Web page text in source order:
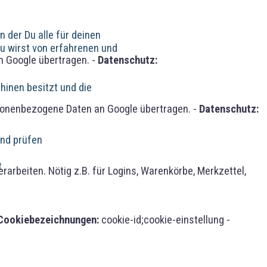
Google übertragen. - Datenschutz:
Daten an Google übertragen. - Datenschutz:
Nötig z.B. für Logins, Warenkörbe, Merkzettel,
cookie-id;cookie-einstellung -
der Du alle für deinen
wirst von erfahrenen und
besitzt und die
prüfen